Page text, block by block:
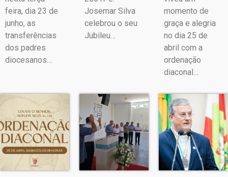
feira, dia 23 de
junho, as
transferências
dos padres
diocesanos…
Josemar Silva
celebrou o seu
Jubileu…
momento de
graça e alegria
no dia 25 de
abril com a
ordenação
diaconal…